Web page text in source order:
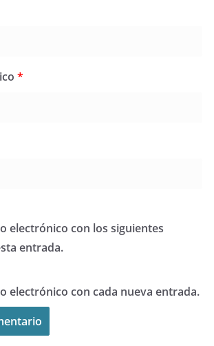
*
electrónico con los siguientes
entrada.
electrónico con cada nueva entrada.